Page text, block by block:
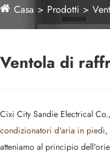
Casa Prodotti
Ventola di
Cixi City Sandie Electrical
condizionatori d'aria in piedi,
atteniamo al principio